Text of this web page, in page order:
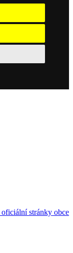
oficiální stránky obce